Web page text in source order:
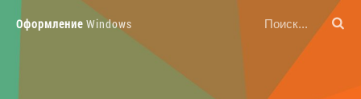
Оформление Windows